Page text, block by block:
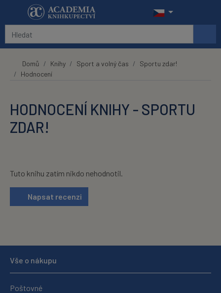
Přeskočit na hlavní obsah
Domů Knihy Sport a volný čas
Sportu zdar!
Hodnocení
HODNOCENÍ KNIHY - SPORTU
ZDAR!
Tuto knihu zatím nikdo nehodnotil.
Napsat recenzi
Vše o nákupu
Poštovné